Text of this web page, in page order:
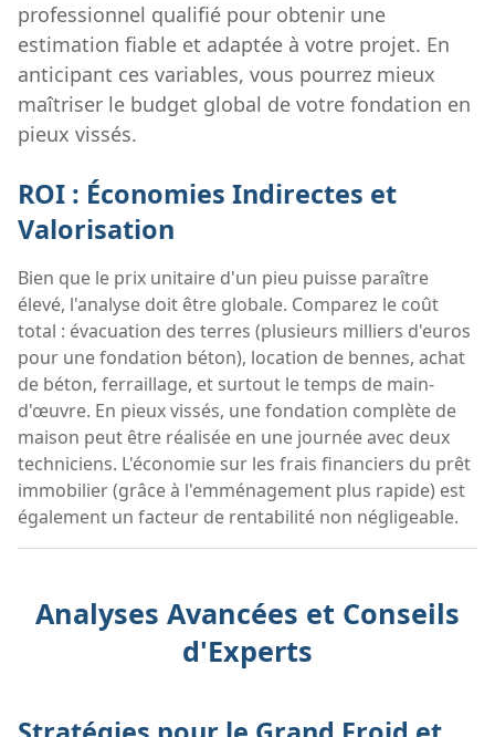
professionnel qualifié pour obtenir une
estimation fiable et adaptée à votre projet. En
anticipant ces variables, vous pourrez mieux
maîtriser le budget global de votre fondation en
pieux vissés.
ROI : Économies Indirectes et
Valorisation
Bien que le prix unitaire d'un pieu puisse paraître
élevé, l'analyse doit être globale. Comparez le coût
total : évacuation des terres (plusieurs milliers d'euros
pour une fondation béton), location de bennes, achat
de béton, ferraillage, et surtout le temps de main-
d'œuvre. En pieux vissés, une fondation complète de
maison peut être réalisée en une journée avec deux
techniciens. L'économie sur les frais financiers du prêt
immobilier (grâce à l'emménagement plus rapide) est
également un facteur de rentabilité non négligeable.
Analyses Avancées et Conseils
d'Experts